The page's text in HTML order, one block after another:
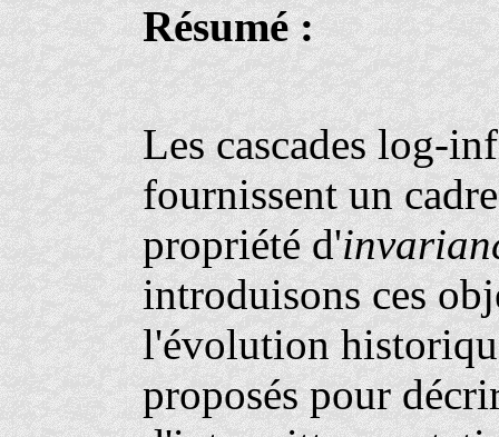
Résumé :
Les cascades log-
fournissent un
propriété d'
introduisons ces
l'évolution
proposés pour